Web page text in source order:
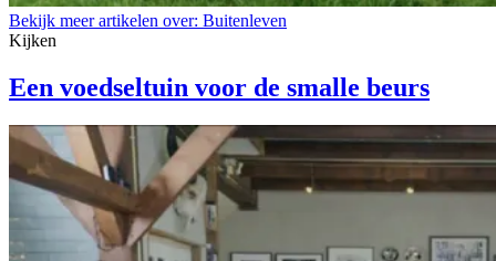
Bekijk meer artikelen over: Buitenleven
Kijken
Een voedseltuin voor de smalle beurs